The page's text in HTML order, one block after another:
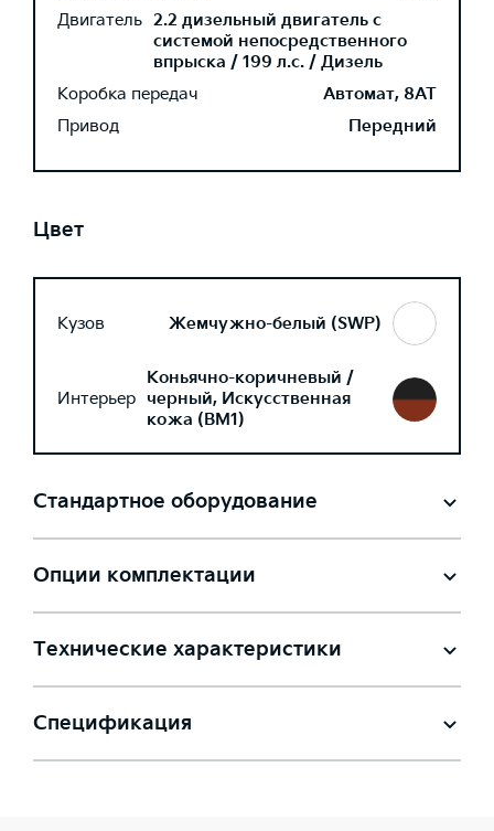
Двигатель 2.2 дизельный двигатель с
системой непосредственного
впрыска / 199 л.с. / Дизель
Коробка передач
Автомат, 8AT
Привод
Передний
Цвет
Кузов Жемчужно-белый (SWP)
Интерьер
Коньячно-коричневый /
черный, Искусственная
кожа (BM1)
Стандартное оборудование
Опции комплектации
Технические характеристики
Спецификация